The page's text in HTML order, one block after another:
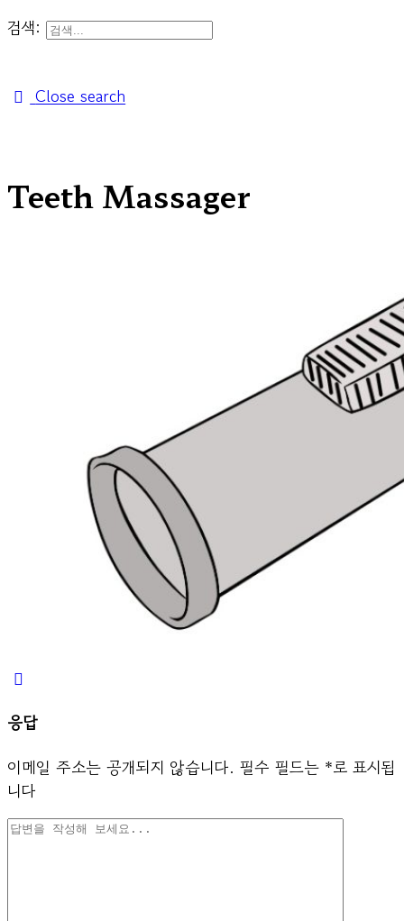
검색:
Close search
Teeth Massager
응답
이메일 주소는 공개되지 않습니다. 필수 필드는 *로 표시됩
니다